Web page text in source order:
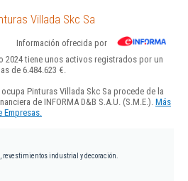
Villada Skc Sa
Información ofrecida por
2024 tiene unos activos registrados por un
de 6.484.623 €.
Pinturas Villada Skc Sa procede de la
de INFORMA D&B S.A.U. (S.M.E.). Más
Empresas.
revestimientos industrial y decoración.